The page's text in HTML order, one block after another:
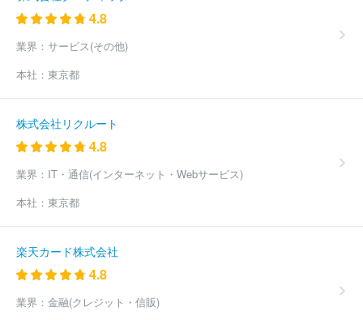
4.8
業界： サービス(その他)
本社： 東京都
株式会社リクルート
4.8
業界： IT・通信(インターネット・Webサービス)
本社： 東京都
楽天カード株式会社
4.8
業界： 金融(クレジット・信販)